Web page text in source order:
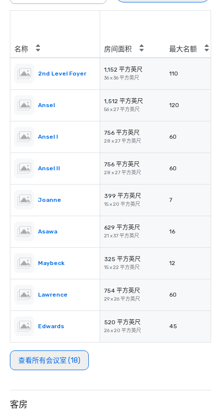
名称 房间面积 最大名额
2nd Level Foyer
1,152 平方英尺
36 x 36 平方英尺
110
Ansel
1,512 平方英尺
56 x 27 平方英尺
120
Ansel I
756 平方英尺
28 x 27 平方英尺
60
Ansel II
756 平方英尺
28 x 27 平方英尺
60
Joanne
399 平方英尺
15 x 20 平方英尺
7
Asawa
629 平方英尺
21 x 37 平方英尺
16
Maybeck
325 平方英尺
15 x 22 平方英尺
12
Lawrence
754 平方英尺
29 x 26 平方英尺
60
Edwards
520 平方英尺
26 x 20 平方英尺
45
查看所有会议室 (18)
客房